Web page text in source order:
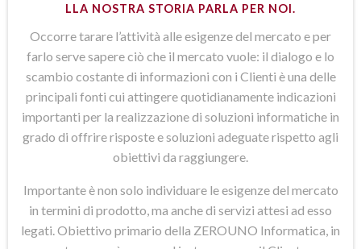
LLA NOSTRA STORIA PARLA PER NOI.
Occorre tarare l’attività alle esigenze del mercato e per
farlo serve sapere ciò che il mercato vuole: il dialogo e lo
scambio costante di informazioni con i Clienti è una delle
principali fonti cui attingere quotidianamente indicazioni
importanti per la realizzazione di soluzioni informatiche in
grado di offrire risposte e soluzioni adeguate rispetto agli
obiettivi da raggiungere.
Importante è non solo individuare le esigenze del mercato
in termini di prodotto, ma anche di servizi attesi ad esso
legati. Obiettivo primario della ZEROUNO Informatica, in